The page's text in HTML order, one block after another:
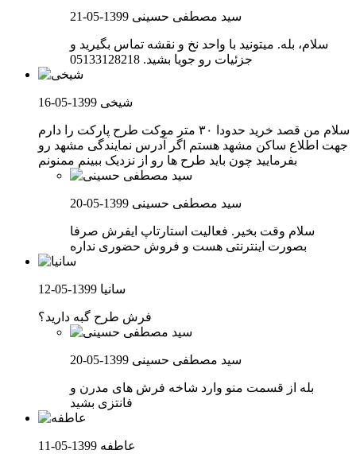
سید مصطفی حسینی 1399-05-21
سلام، بله. میتونید با واحد نخ و نقشه تماس بگیرید و
جزئیات رو جویا بشید. 05133128218
شیخی 1399-05-16
سلام من قصد خرید حدودا ۳۰ متر موکت طرح پارکت را دارم
جهت اطلاع ساکن مشهد هستم اگر آدرس نمایندگی مشهد رو
بفرمایید چون باید طرح ها رو از نزدیک ببینم ممنونم
سید مصطفی حسینی 1399-05-20
سلام وقت بخیر. فعالیت استارتاپ ایفرش صرفا
بصورت اینترنتی هست و فروش حضوری نداره
سانیا 1399-05-12
فرش طرح گبه دارید؟
سید مصطفی حسینی 1399-05-20
بله از قسمت منو وارد شاخه فرش های مدرن و
فانتزی بشید
عاطفه 1399-05-11